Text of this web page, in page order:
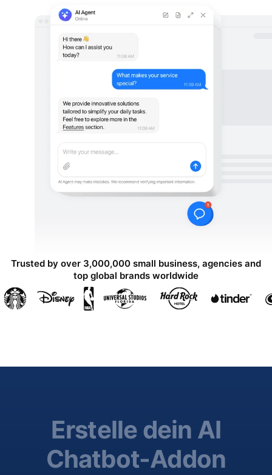
Trusted by over 3,000,000 small business, agencies and
top global brands worldwide
Erstelle dein AI
Chatbot-Addon